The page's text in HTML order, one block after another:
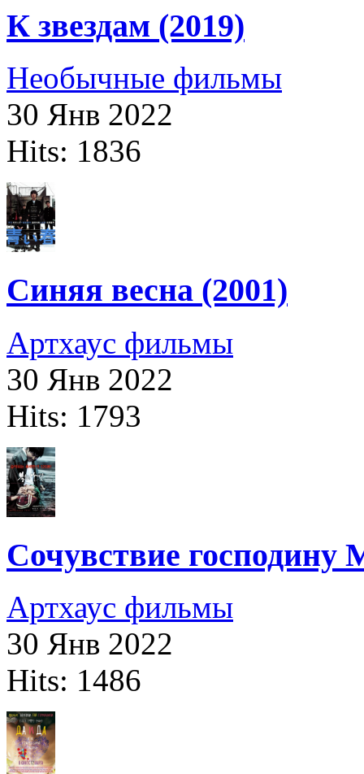
К звездам (2019)
Необычные фильмы
30 Янв 2022
Hits: 1836
Синяя весна (2001)
Артхаус фильмы
30 Янв 2022
Hits: 1793
Сочувствие господину
Артхаус фильмы
30 Янв 2022
Hits: 1486